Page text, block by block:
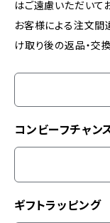
はご遠慮いただいてお
お客様による注文間
け取り後の返品・交
コンビーフチャン
ギフトラッピング